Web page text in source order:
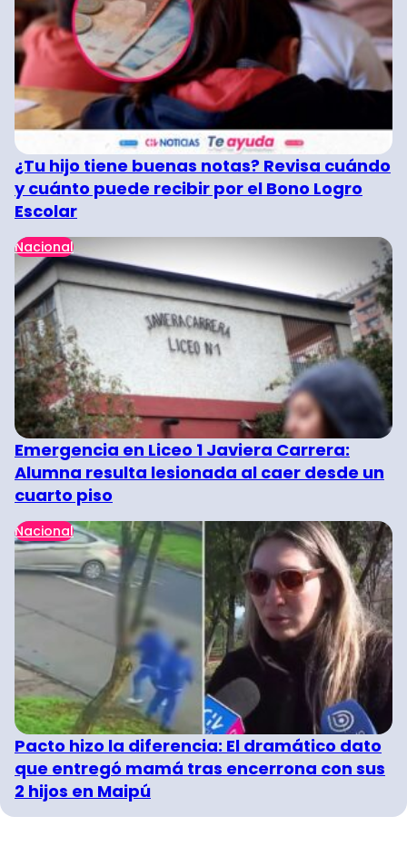
¿Tu hijo tiene buenas notas? Revisa cuándo
y cuánto puede recibir por el Bono Logro
Escolar
Nacional
Emergencia en Liceo 1 Javiera Carrera:
Alumna resulta lesionada al caer desde un
cuarto piso
Nacional
Pacto hizo la diferencia: El dramático dato
que entregó mamá tras encerrona con sus
2 hijos en Maipú